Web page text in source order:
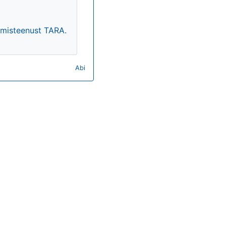
TARA.
Abi